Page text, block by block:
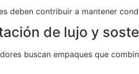
deben contribuir a mantener
de lujo y
buscan empaques que